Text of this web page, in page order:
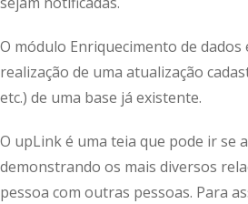
O módulo Enriquecimento de
realização de uma atualização
etc.) de uma base já existente.
O upLink é uma teia que pode ir se
demonstrando os mais diversos
pessoa com outras pessoas. Para